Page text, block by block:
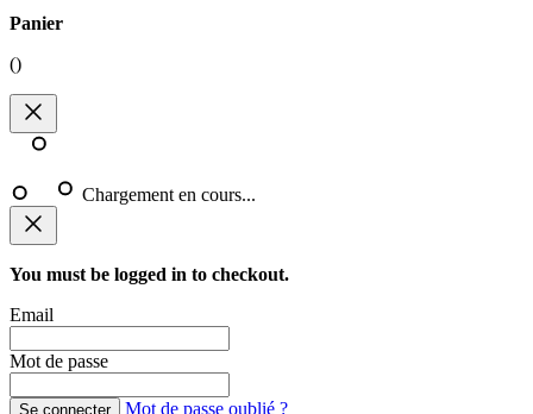
Panier
()
Chargement en cours...
You must be logged in to checkout.
Email
Mot de passe
Se connecter
Mot de passe oublié ?